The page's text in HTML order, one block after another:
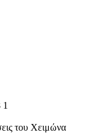
του Χειμώνα